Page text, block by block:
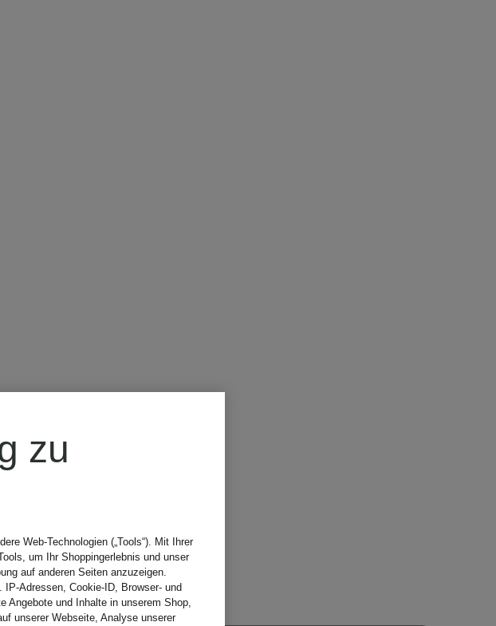
zu
Web-Technologien („Tools“). Mit Ihrer
um Ihr Shoppingerlebnis und unser
auf anderen Seiten anzuzeigen.
IP-Adressen, Cookie-ID, Browser- und
Angebote und Inhalte in unserem Shop,
unserer Webseite, Analyse unserer